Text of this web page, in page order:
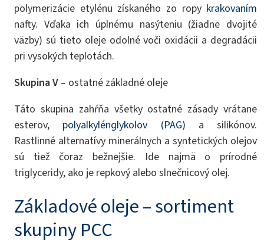
polymerizácie etylénu získaného zo ropy krakovaním
nafty. Vďaka ich úplnému nasýteniu (žiadne dvojité
väzby) sú tieto oleje odolné voči oxidácii a degradácii
pri vysokých teplotách.
Skupina V – ostatné základné oleje
Táto skupina zahŕňa všetky ostatné zásady vrátane
esterov, polyalkylénglykolov (PAG) a silikónov.
Rastlinné alternatívy minerálnych a syntetických olejov
sú tiež čoraz bežnejšie. Ide najmä o prírodné
triglyceridy, ako je repkový alebo slnečnicový olej.
Základové oleje – sortiment
skupiny PCC